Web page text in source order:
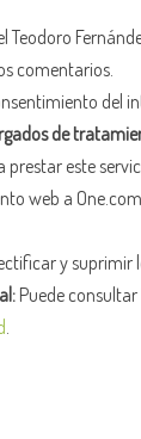
Teodoro
comentarios.
del
de
prestar este
web a
y suprimir
Puede